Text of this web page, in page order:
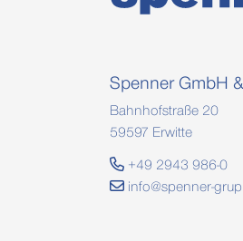
Spenner GmbH
Bahnhofstraße 20
59597 Erwitte
+49 2943 986-0
info@spenner-